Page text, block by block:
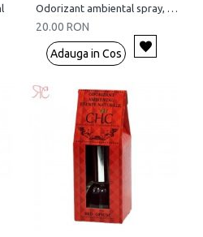
Odorizant ambiental spray, Forest Fruits, 15 ml
20.00 RON
Adauga in Cos